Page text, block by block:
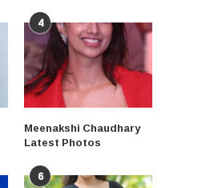
4
Meenakshi Chaudhary
Latest Photos
6